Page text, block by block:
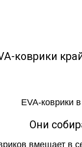
коврики
Они
вмещает в